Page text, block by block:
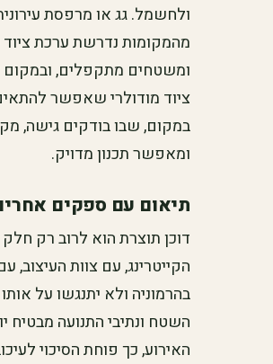
ולחשמל. גג או מרפסת
מהמקומות נדרשת ערכת ציוד
ומשטחים מתקפלים, ובמקום
ציוד מודולרי שאפשר
במקום, שבו בודקים גישה,
ומאפשר תכנון מדויק.
תיאום עם ספקים
דוכן תוצרת הוא לרוב רק
הקייטרינג, עם צוות
בהרמוניה ולא יתנגשו על
השטח ונתיבי התנועה מבטיח
האירוע, כך פוחת הסיכוי